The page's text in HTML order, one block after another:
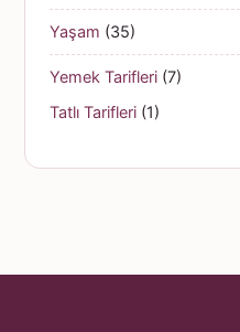
Yaşam (35)
Yemek Tarifleri (7)
Tatlı Tarifleri (1)